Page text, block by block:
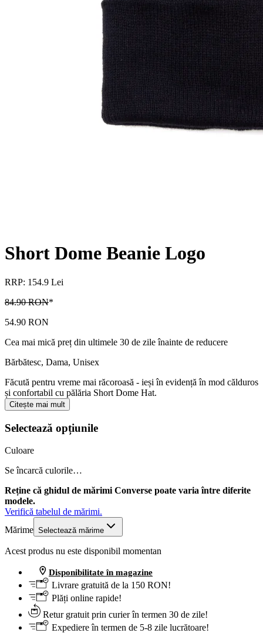
Short Dome Beanie Logo
RRP: 154.9 Lei
84.90 RON*
54.90 RON
Cea mai mică preț din ultimele 30 de zile înainte de reducere
Bărbătesc, Dama, Unisex
Făcută pentru vreme mai răcoroasă - ieși în evidență în mod călduros
și confortabil cu pălăria Short Dome Hat.
Citește mai mult
Selectează opțiunile
Culoare
Se încarcă culorile…
Reține că ghidul de mărimi Converse poate varia între diferite
modele.
Verifică tabelul de mărimi.
Mărime Selectează mărime
Acest produs nu este disponibil momentan
Disponibilitate în magazine
Livrare gratuită de la 150 RON!
Plăți online rapide!
Retur gratuit prin curier în termen 30 de zile!
Expediere în termen de 5-8 zile lucrătoare!